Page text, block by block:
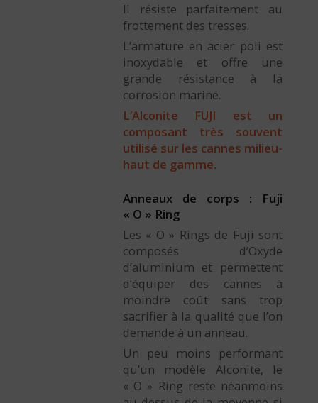
Il résiste parfaitement au
frottement des tresses.
L’armature en acier poli est
inoxydable et offre une
grande résistance à la
corrosion marine.
L’Alconite FUJI est un
composant très souvent
utilisé sur les cannes milieu-
haut de gamme.
Anneaux de corps : Fuji
« O » Ring
Les « O » Rings de Fuji sont
composés d’Oxyde
d’aluminium et permettent
d’équiper des cannes à
moindre coût sans trop
sacrifier à la qualité que l’on
demande à un anneau.
Un peu moins performant
qu’un modèle Alconite, le
« O » Ring reste néanmoins